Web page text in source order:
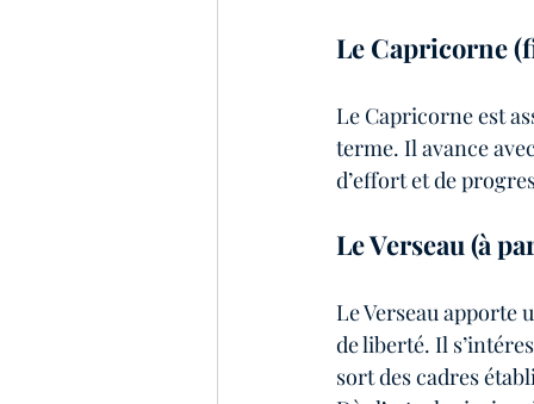
Le Capricorne
Le Capricorne est
terme. Il avance
d’effort et de
Le Verseau (à
Le Verseau
de liberté. Il
sort des cadres